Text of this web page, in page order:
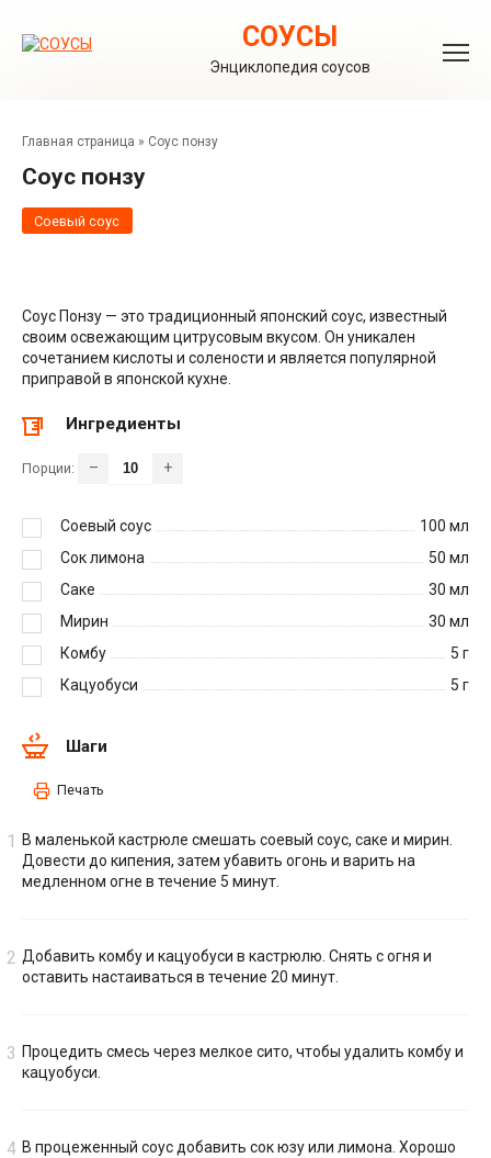
контенту
СОУСЫ
Энциклопедия соусов
Главная страница » Соус понзу
Соус понзу
Соевый соус
Соус Понзу — это традиционный японский соус, известный
своим освежающим цитрусовым вкусом. Он уникален
сочетанием кислоты и солености и является популярной
приправой в японской кухне.
Ингредиенты
Порции: – +
Соевый соус 100 мл
Сок лимона
50 мл
Саке
30 мл
Мирин
30 мл
Комбу
5 г
Кацуобуси
5 г
Шаги
Печать
В маленькой кастрюле смешать соевый соус, саке и мирин.
Довести до кипения, затем убавить огонь и варить на
медленном огне в течение 5 минут.
Добавить комбу и кацуобуси в кастрюлю. Снять с огня и
оставить настаиваться в течение 20 минут.
Процедить смесь через мелкое сито, чтобы удалить комбу и
кацуобуси.
В процеженный соус добавить сок юзу или лимона. Хорошо